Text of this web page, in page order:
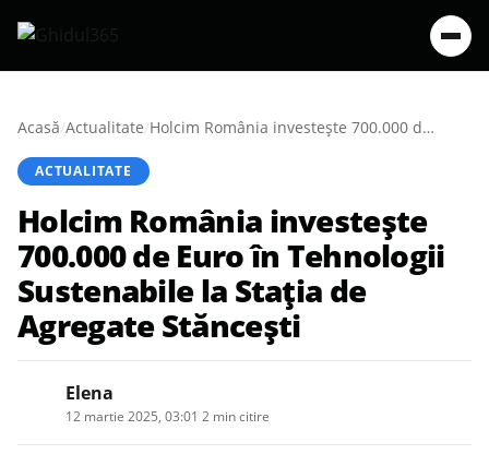
Acasă/Actualitate/ Holcim România investește 700.000 de Euro în Tehnologii Sustenabile la Stația de Agregate Stăncești
ACTUALITATE
Holcim România investește
700.000 de Euro în Tehnologii
Sustenabile la Stația de
Agregate Stăncești
Elena
12 martie 2025, 03:01 2 min citire